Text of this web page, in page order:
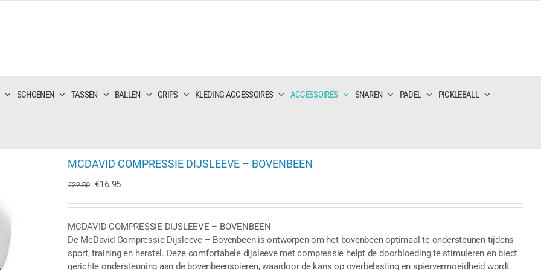
SCHOENEN TASSEN BALLEN GRIPS KLEDING ACCESSOIRES ACCESSOIRES SNAREN PADEL PICKLEBALL
MCDAVID COMPRESSIE DIJSLEEVE – BOVENBEEN
€22.50 Oorspronkelijke
was:
€22.50.
€16.95Huidige
is:
€16.95.
MCDAVID COMPRESSIE DIJSLEEVE – BOVENBEEN
De McDavid Compressie Dijsleeve – Bovenbeen is ontworpen om het bovenbeen optimaal te ondersteunen tijdens
sport, training en herstel. Deze comfortabele dijsleeve met compressie helpt de doorbloeding te stimuleren en biedt
gerichte ondersteuning aan de bovenbeenspieren, waardoor de kans op overbelasting en spiervermoeidheid wordt